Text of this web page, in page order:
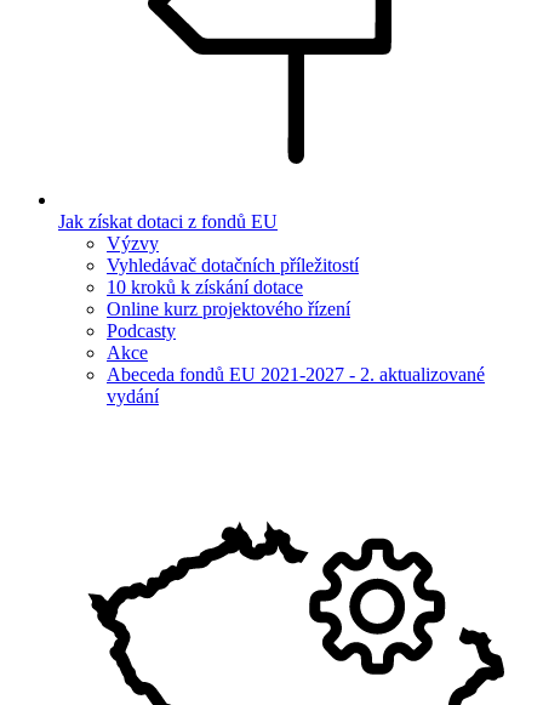
Jak získat dotaci z fondů EU
Výzvy
Vyhledávač dotačních příležitostí
10 kroků k získání dotace
Online kurz projektového řízení
Podcasty
Akce
Abeceda fondů EU 2021-2027 - 2. aktualizované
vydání